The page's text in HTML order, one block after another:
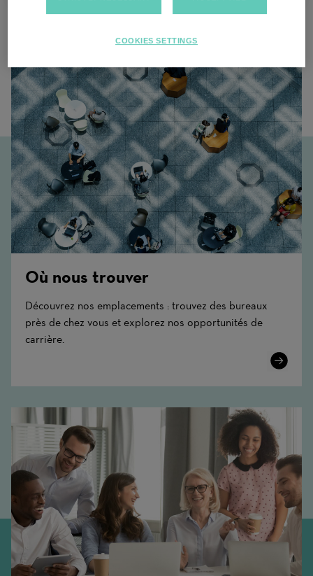
Contenu associé
Où nous trouver
Découvrez nos emplacements : trouvez des bureaux
près de chez vous et explorez nos opportunités de
carrière.
Learn
COOKIES SETTINGS